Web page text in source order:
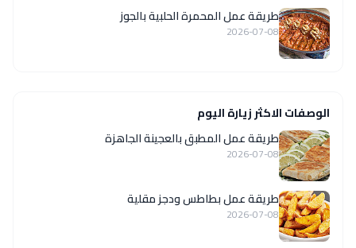
طريقة عمل المحمرة الحلبية بالجوز
2026-07-08
الوصفات الاكثر زيارة اليوم
طريقة عمل المطبق بالعجينة الجاهزة
2026-07-08
طريقة عمل بطاطس ودجز مقلية
2026-07-08